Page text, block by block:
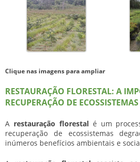
Clique nas imagens para ampliar
RESTAURAÇÃO FLORESTAL: A
RECUPERAÇÃO DE
A restauração florestalé um
recuperação de ecossistemas
inúmeros benefícios ambientais e